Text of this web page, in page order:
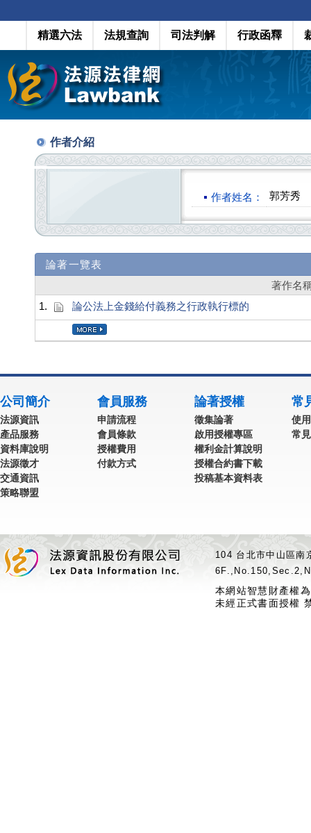
精選六法 法規查詢 司法判解 行政函釋
作者介紹
作者姓名： 郭芳秀
論著一覽表
著作名
1.
論公法上金錢給付義務之行政執行標的
公司簡介
法源資訊
產品服務
資料庫說明
法源徵才
交通資訊
策略聯盟
會員服務
申請流程
會員條款
授權費用
付款方式
論著授權
徵集論著
啟用授權專區
權利金計算說明
授權合約書下載
投稿基本資料表
常
使
常
104 台北市中山區
本網站智慧財產權
未經正式書面授權